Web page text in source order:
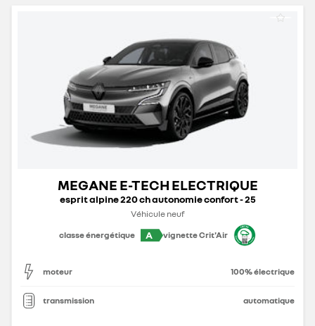
MEGANE E-TECH ELECTRIQUE
esprit alpine 220 ch autonomie confort - 25
Véhicule neuf
classe énergétique
A vignette Crit'Air
moteur 100% électrique
transmission automatique